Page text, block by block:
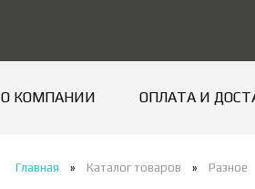
О КОМПАНИИ ОПЛАТА И
Главная » Каталог товаров » Разное